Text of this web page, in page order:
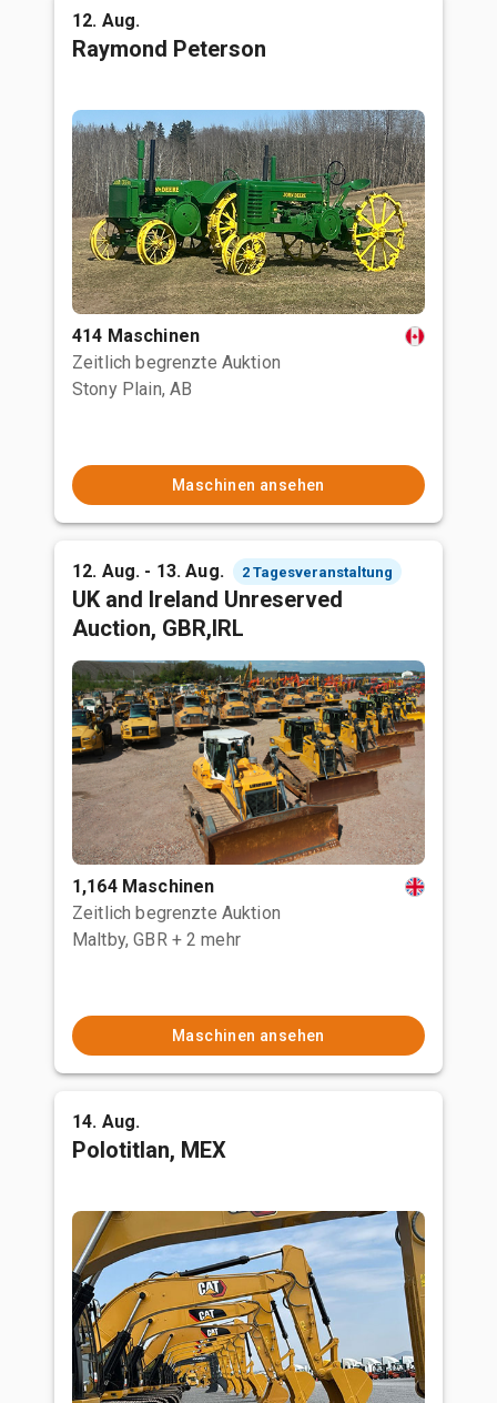
12. Aug.
Raymond Peterson
414 Maschinen
Zeitlich begrenzte Auktion
Stony Plain, AB
Maschinen ansehen
12. Aug. - 13. Aug. 2 Tagesveranstaltung
UK and Ireland Unreserved
Auction, GBR,IRL
1,164 Maschinen
Zeitlich begrenzte Auktion
Maltby, GBR + 2 mehr
Maschinen ansehen
14. Aug.
Polotitlan, MEX